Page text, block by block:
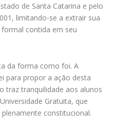
de Santa Catarina e pelo
limitando-se a extrair sua
contida em seu
da forma como foi. A
para propor a ação desta
traz tranquilidade aos alunos
Gratuita, que
constitucional.